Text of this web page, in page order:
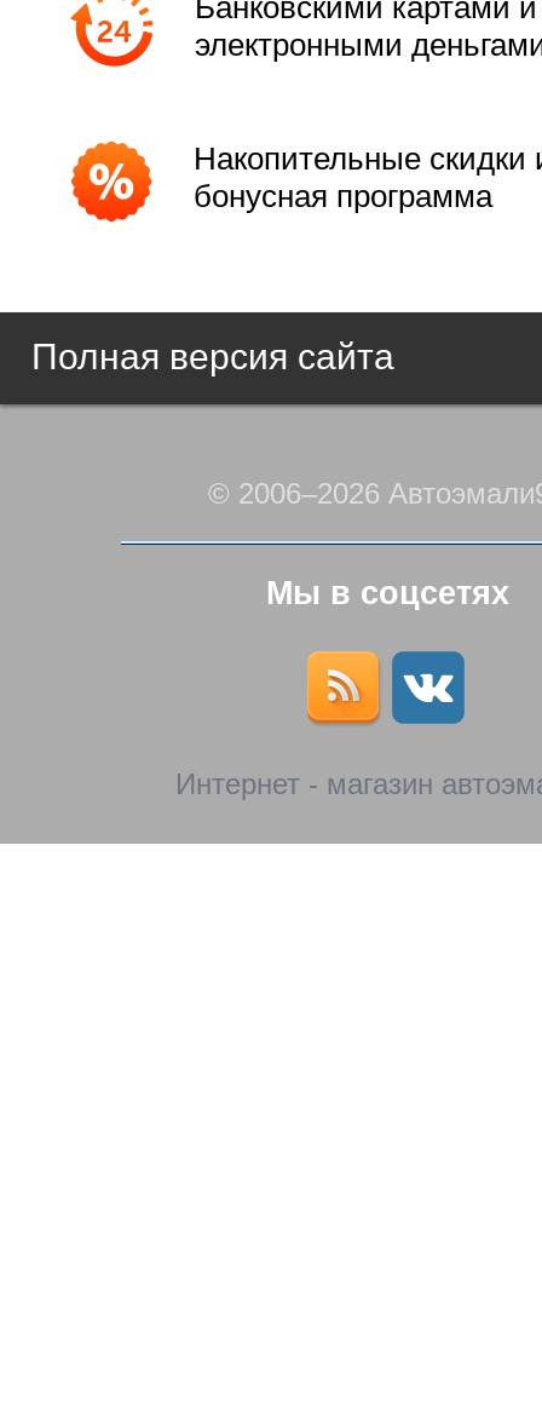
электронными
Накопительные скидки
бонусная программа
Полная версия сайта
© 2006–2026
Мы в соцсетях
Интернет - магазин